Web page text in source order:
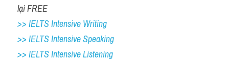
lại FREE
>> IELTS Intensive Writing
>> IELTS Intensive Speaking
>> IELTS Intensive Listening